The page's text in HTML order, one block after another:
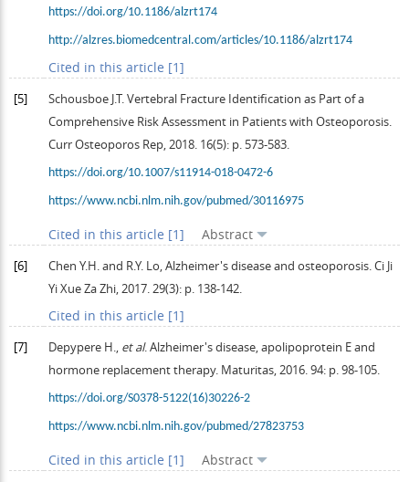
https://doi.org/10.1186/alzrt174
http://alzres.biomedcentral.com/articles/10.1186/alzrt174
Cited in this article [1]
[5] Schousboe J.T.Vertebral Fracture Identification as Part of a
Comprehensive Risk Assessment in Patients with Osteoporosis.
Curr Osteoporos Rep,2018. 16(5): p. 573-583.
https://doi.org/10.1007/s11914-018-0472-6
https://www.ncbi.nlm.nih.gov/pubmed/30116975
Cited in this article [1] Abstract
[6] Chen Y.H.and R.Y. Lo, Alzheimer's disease and osteoporosis.Ci Ji
Yi Xue Za Zhi,2017.29(3): p. 138-142.
Cited in this article [1]
[7] Depypere H., et al. Alzheimer's disease, apolipoprotein E and
hormone replacement therapy. Maturitas,2016.94: p. 98-105.
https://doi.org/S0378-5122(16)30226-2
https://www.ncbi.nlm.nih.gov/pubmed/27823753
Cited in this article [1] Abstract